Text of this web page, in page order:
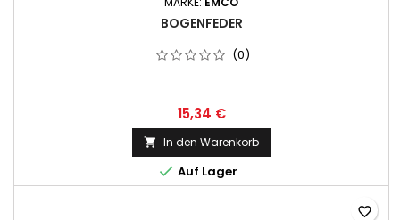
BOGENFEDER
(0)
15,34 €
 In den Warenkorb
 Auf Lager
favorite_border